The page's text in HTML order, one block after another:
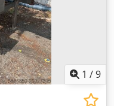
bladeren, grassen:
van de
- Motor 380V -
- Instelbare
regelaar -
steen Het
onderdelen zijn
Capaciteit: 80-150
1 /9